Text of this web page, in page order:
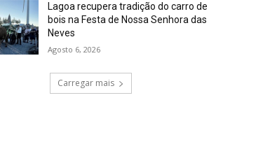
Lagoa recupera tradição do carro de
bois na Festa de Nossa Senhora das
Neves
Agosto 6, 2026
Carregar mais